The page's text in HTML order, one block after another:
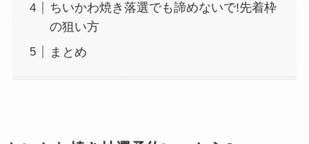
ちいかわ焼き落選でも諦めないで!先着枠
の狙い方
まとめ